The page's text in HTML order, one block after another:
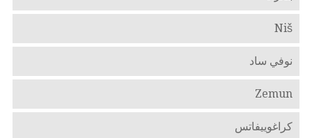
Niš
نوفي ساد
Zemun
كراغوييفاتس